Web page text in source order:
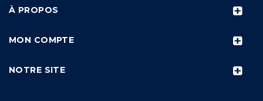
À PROPOS
MON COMPTE
NOTRE SITE